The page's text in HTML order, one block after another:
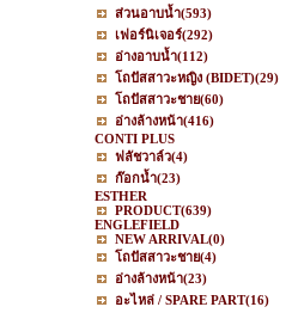
ส่วนอาบน้ำ(593)
เฟอร์นิเจอร์(292)
อ่างอาบน้ำ(112)
โถปัสสาวะหญิง (BIDET)(29)
โถปัสสาวะชาย(60)
อ่างล้างหน้า(416)
CONTI PLUS
ฟลัชวาล์ว(4)
ก๊อกน้ำ(23)
ESTHER
PRODUCT(639)
ENGLEFIELD
NEW ARRIVAL(0)
โถปัสสาวะชาย(4)
อ่างล้างหน้า(23)
อะไหล่ / SPARE PART(16)